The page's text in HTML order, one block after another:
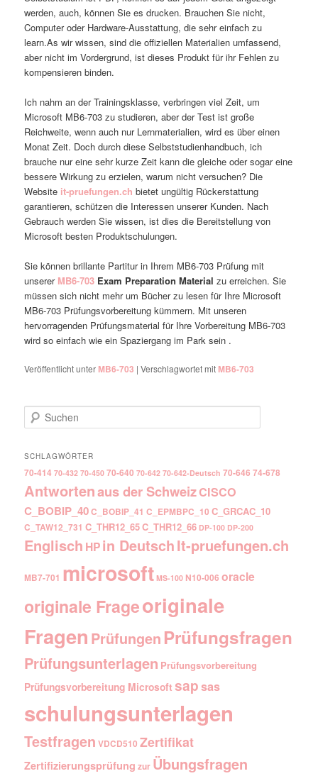
werden, auch, können Sie es drucken. Brauchen Sie nicht,
Computer oder Hardware-Ausstattung, die sehr einfach zu
learn.As wir wissen, sind die offiziellen Materialien umfassend,
aber nicht im Vordergrund, ist dieses Produkt für ihr Fehlen zu
kompensieren binden.
Ich nahm an der Trainingsklasse, verbringen viel Zeit, um
Microsoft MB6-703 zu studieren, aber der Test ist große
Reichweite, wenn auch nur Lernmaterialien, wird es über einen
Monat Zeit. Doch durch diese Selbststudienhandbuch, ich
brauche nur eine sehr kurze Zeit kann die gleiche oder sogar eine
bessere Wirkung zu erzielen, warum nicht versuchen? Die
Website it-pruefungen.ch bietet ungültig Rückerstattung
garantieren, schützen die Interessen unserer Kunden. Nach
Gebrauch werden Sie wissen, ist dies die Bereitstellung von
Microsoft besten Produktschulungen.
Sie können brillante Partitur in Ihrem MB6-703 Prüfung mit
unserer MB6-703 Exam Preparation Material zu erreichen. Sie
müssen sich nicht mehr um Bücher zu lesen für Ihre Microsoft
MB6-703 Prüfungsvorbereitung kümmern. Mit unseren
hervorragenden Prüfungsmaterial für Ihre Vorbereitung MB6-703
wird so einfach wie ein Spaziergang im Park sein .
Veröffentlicht unter MB6-703 |Verschlagwortet mit MB6-703
Suchen
SCHLAGWÖRTER
70-414 70-432 70-450 70-640 70-642 70-642-Deutsch 70-646 74-678
Antwortenaus der SchweizCISCO
C_BOBIP_40C_BOBIP_41 C_EPMBPC_10 C_GRCAC_10
C_TAW12_731 C_THR12_65C_THR12_66 DP-100 DP-200
Englisch HPin DeutschIt-pruefungen.ch
MB7-701 microsoft MS-100 N10-006 oracle
originale Frageoriginale
Fragen Prüfungen Prüfungsfragen
Prüfungsunterlagen Prüfungsvorbereitung
Prüfungsvorbereitung Microsoft sapsas
schulungsunterlagen
Testfragen VDCD510 Zertifikat
Zertifizierungsprüfung zur Übungsfragen